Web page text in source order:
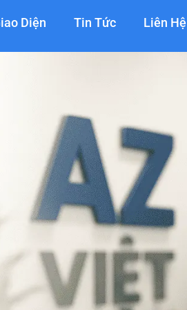
Diện Tin Tức Liên Hệ